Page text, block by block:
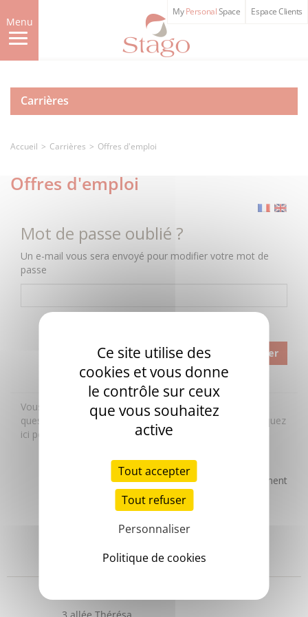
to
main
content
Menu
MyPersonalSpace Espace Clients
Carrières
Accueil Carrières Offres d'emploi
Offres d'emploi
Ce site utilise des
cookies et vous donne
le contrôle sur ceux
que vous souhaitez
active
Tout accepter
Tout refuser
Personnaliser
Politique de cookies